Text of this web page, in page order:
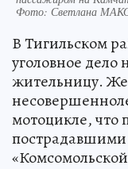
Фото: Светлана
В Тигильском
уголовное
жительницу.
мотоцикле, что